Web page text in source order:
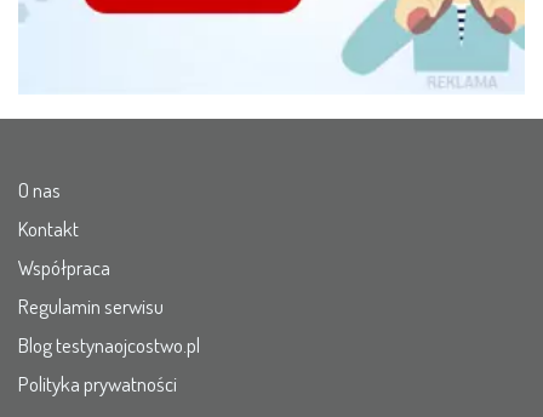
O nas
Kontakt
Współpraca
Regulamin serwisu
Blog testynaojcostwo.pl
Polityka prywatności